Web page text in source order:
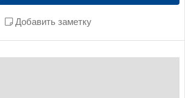
Добавить заметку